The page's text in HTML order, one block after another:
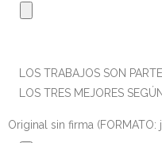
LOS TRABAJOS SON
LOS TRES MEJORES
Original sin firma